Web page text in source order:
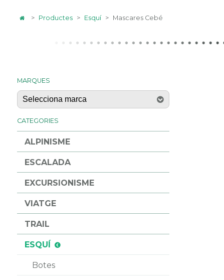
> Productes > Esquí > Mascares Cebé
MARQUES
CATEGORIES
ALPINISME
ESCALADA
EXCURSIONISME
VIATGE
TRAIL
ESQUÍ
Botes